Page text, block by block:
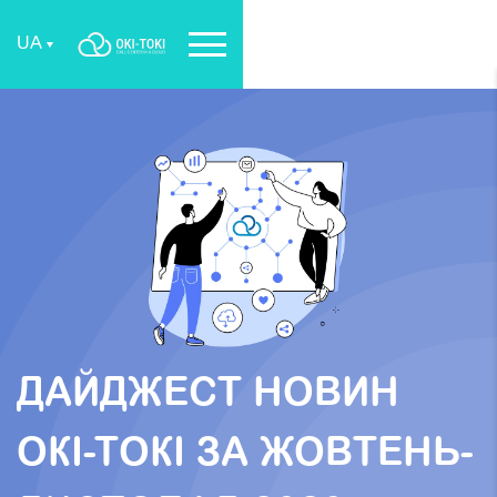
UA
ДАЙДЖЕСТ НОВИН
ОКІ-ТОКІ ЗА ЖОВТЕНЬ-